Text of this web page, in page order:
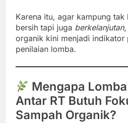
Karena itu, agar kampung tak
bersih tapi juga berkelanjutan,
organik kini menjadi indikator
penilaian lomba.
Mengapa
Antar RT Butuh
Sampah Organik?